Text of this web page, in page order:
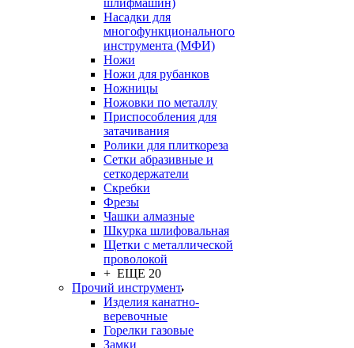
шлифмашин)
Насадки для
многофункционального
инструмента (МФИ)
Ножи
Ножи для рубанков
Ножницы
Ножовки по металлу
Приспособления для
затачивания
Ролики для плиткореза
Сетки абразивные и
сеткодержатели
Скребки
Фрезы
Чашки алмазные
Шкурка шлифовальная
Щетки с металлической
проволокой
+ ЕЩЕ 20
Прочий инструмент
Изделия канатно-
веревочные
Горелки газовые
Замки